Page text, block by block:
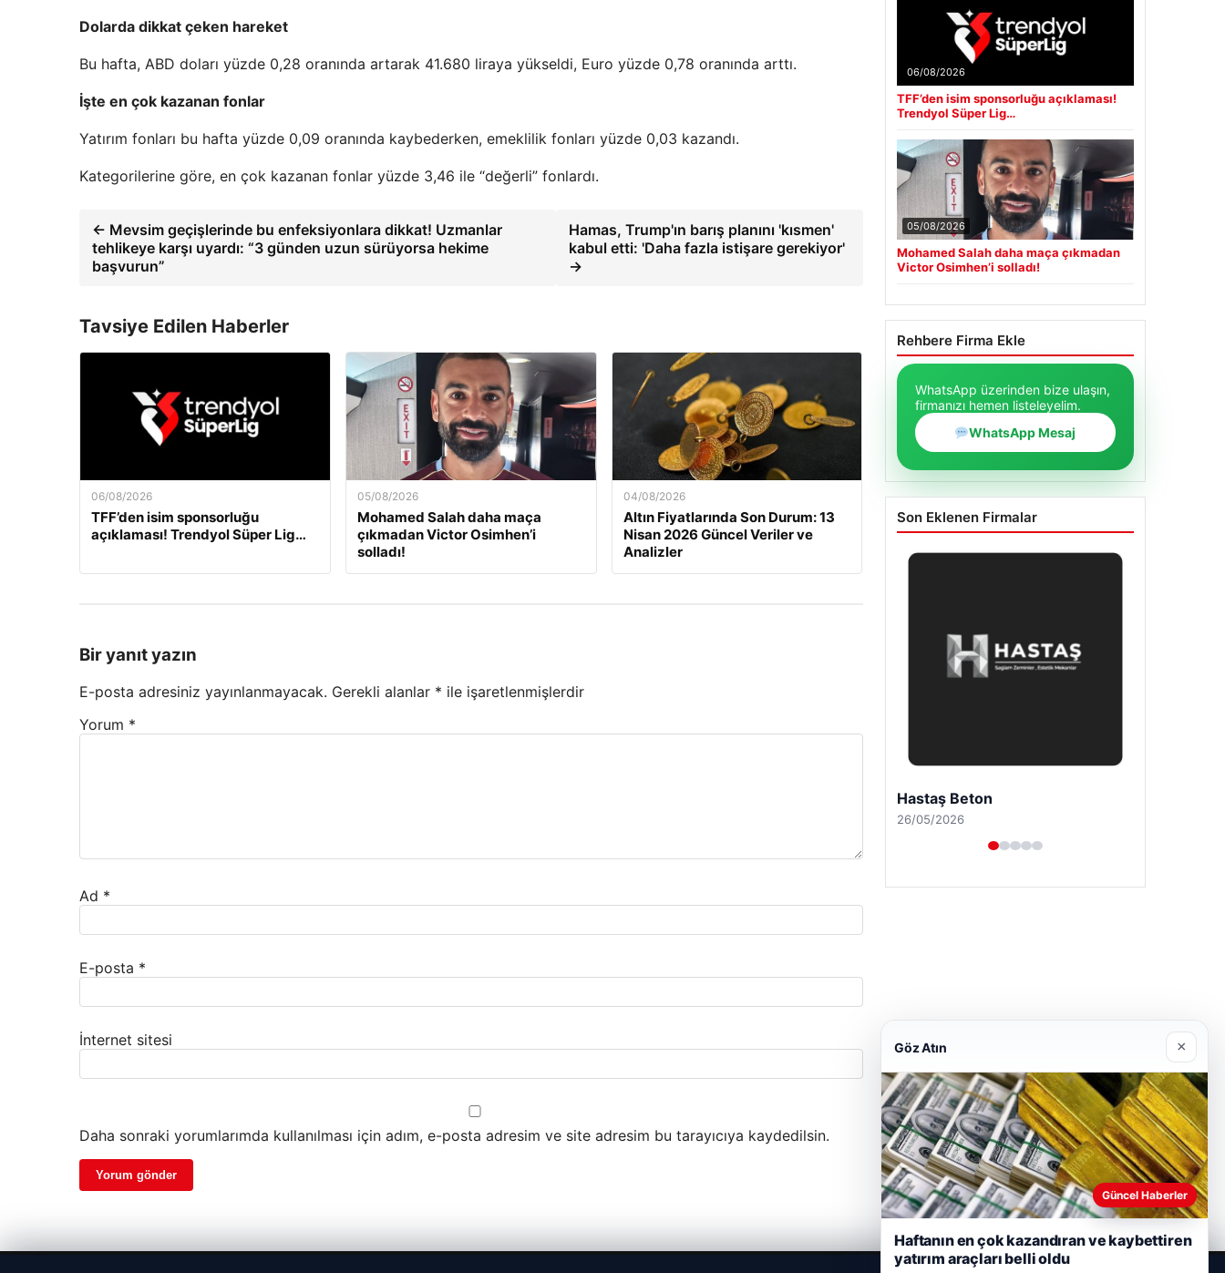
Dolarda dikkat çeken hareket
Bu hafta, ABD doları yüzde 0,28 oranında artarak 41.680 liraya yükseldi, Euro yüzde 0,78 oranında arttı.
İşte en çok kazanan fonlar
Yatırım fonları bu hafta yüzde 0,09 oranında kaybederken, emeklilik fonları yüzde 0,03 kazandı.
Kategorilerine göre, en çok kazanan fonlar yüzde 3,46 ile “değerli” fonlardı.
← Mevsim geçişlerinde bu enfeksiyonlara dikkat! Uzmanlar
tehlikeye karşı uyardı: “3 günden uzun sürüyorsa hekime
başvurun”
Hamas, Trump'ın barış planını 'kısmen'
kabul etti: 'Daha fazla istişare gerekiyor'
→
Tavsiye Edilen Haberler
06/08/2026
TFF’den isim sponsorluğu
açıklaması! Trendyol Süper Lig…
05/08/2026
Mohamed Salah daha maça
çıkmadan Victor Osimhen’i
solladı!
04/08/2026
Altın Fiyatlarında Son Durum: 13
Nisan 2026 Güncel Veriler ve
Analizler
Bir yanıt yazın
E-posta adresiniz yayınlanmayacak. Gerekli alanlar * ile işaretlenmişlerdir
Yorum *
Ad *
E-posta *
İnternet sitesi
Daha sonraki yorumlarımda kullanılması için adım, e-posta adresim ve site adresim bu tarayıcıya kaydedilsin.
06/08/2026
TFF’den isim sponsorluğu açıklaması!
Trendyol Süper Lig…
05/08/2026
Mohamed Salah daha maça çıkmadan
Victor Osimhen’i solladı!
Rehbere Firma Ekle
WhatsApp üzerinden bize ulaşın,
firmanızı hemen listeleyelim.
WhatsApp Mesaj
Son Eklenen Firmalar
Enes Kaplan Avukatlık Bürosu
28/04/2026
Göz Atın ×
Güncel Haberler
Haftanın en çok kazandıran ve kaybettiren
yatırım araçları belli oldu